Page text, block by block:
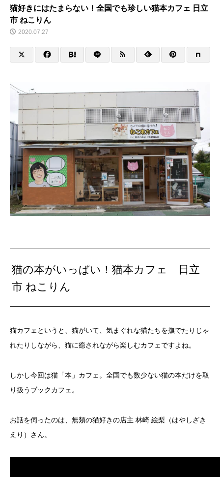
猫好きにはたまらない！全国でも珍しい猫本カフェ 日立
市 ねこりん
2020.07.27
猫の本がいっぱい！猫本カフェ 日立
市 ねこりん
猫カフェというと、猫がいて、気まぐれな猫たちを撫でたりじゃ
れたりしながら、猫に癒されながら楽しむカフェですよね。
しかし今回は猫「本」カフェ。全国でも数少ない猫の本だけを取
り扱うブックカフェ。
お話を伺ったのは、無類の猫好きの店主 林崎 絵梨（はやしざき
えり）さん。